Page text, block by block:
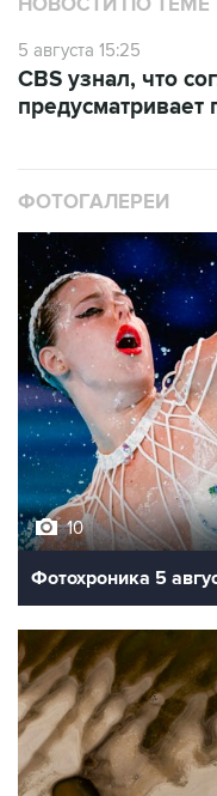
НОВОСТИ ПО ТЕМЕ
5 августа 15:25
CBS узнал, что
предусматривает
ФОТОГАЛЕРЕИ
10
Фотохроника 5